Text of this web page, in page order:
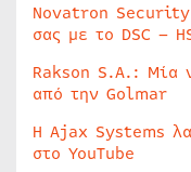
Novatron
σας με το DSC –
Rakson S.A.: Μία
από την Golmar
Η Ajax Systems
στο YouTube